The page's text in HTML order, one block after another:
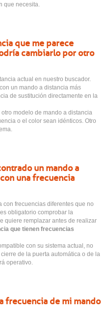
que necesita.
que me parece
cambiarlo por otro
actual en nuestro buscador.
un mando a distancia más
de sustitución directamente en la
modelo de mando a distancia
o el color sean idénticos. Otro
un mando a
una frecuencia
con frecuencias diferentes que no
obligatorio comprobar la
quiere remplazar antes de realizar
que tienen frecuencias
con su sistema actual, no
de la puerta automática o de la
operativo.
frecuencia de mi mando